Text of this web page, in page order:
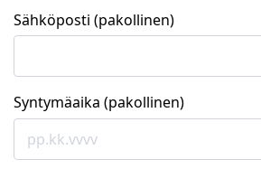
Sähköposti (pakollinen)
Syntymäaika (pakollinen)